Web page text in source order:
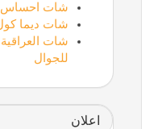
شات احساس
شات ديما
شات
للجوال
اعلان